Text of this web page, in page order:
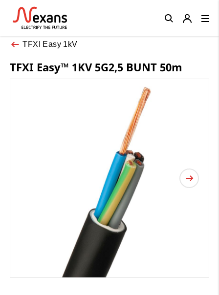
TFXI Easy 1kV
TFXI Easy™ 1KV 5G2,5 BUNT 50m
Close